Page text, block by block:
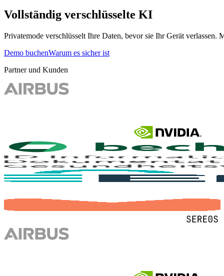
Vollständig verschlüsselte KI
Privatemode verschlüsselt Ihre Daten, bevor sie Ihr Gerät
Demo buchenWarum es sicher ist
Partner und Kunden